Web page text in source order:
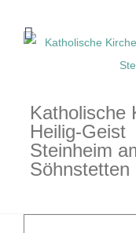
Inhalt
Katholische
Heilig-Geist
Steinheim
Söhnstetten